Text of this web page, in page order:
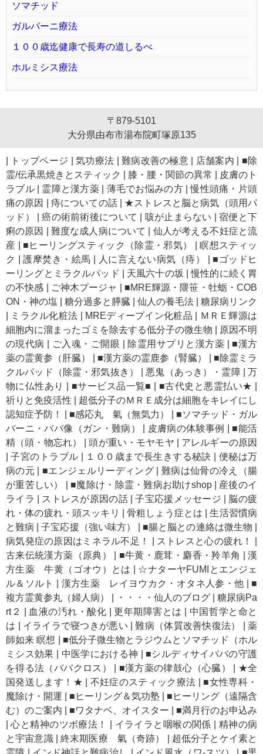
ソマチッド
ガルバーニ療法
１００歳迄健康で長寿の道しるべ
ホルミシス療法
〒879-5101
大分県由布市湯布院町塚原135
トップページ 気功療法 難病改善の極意 店舗案内
■除
霊/伝承黒焼きとスティック
膝・腰・関節の異常
皮膚のト
ラブル| 霊障と漢方薬 薄毛でお悩みの方|慢性頭痛・片頭
痛の原因
痔についての話| ★ストレスと脳と病気（頭用パ
ッド）
|癌の術前術後について 咳が止まらない |宿便と下
痢の原因
難度な成人病について
仙人が考える不妊症と流
産
■ヒーリングスティック（除霊・邪気） |瞑想スティッ
ク
|護摩焚き・絵馬 人に言えない病気（痔）
■ゴッドヒ
ーリングとミラクルパッド
天風六十の坂 |慢性的に続く胃
の不快感
ご神木プージャ
■MRE輝源・隈笹・牡蛎・COB
ON・神の塩
糖分過多と膵臓 仙人の養毛法
糖尿病リンク
ミラクル化粧法 MREディープイン化粧品
ＭＲＥ輝源は
細胞内に溜まったゴミを除去する低分子の微生物
原因不明
の現代病
ご入魂・ご開眼 除霊用サプリと漢方薬
■漢方
薬の霊黄参（肝臓）
■漢方薬の霊鹿参（腎臓）
■除霊ミラ
クルパッド（除霊・邪気抜き）
悪鬼（あっき）・霊障|万
物に仏性あり
■サービス品一覧■ ■古代史と悪霊払い★
祈りと免疫活性
超低分子のＭＲＥ成分は細胞をキレイにし
認知症予防！
■感応丸 氣（無気力）
■ソマチッド・ガル
バーニ・ババ像（ガン・難病）
皮膚病の体験事例
■能活
精（頭・物忘れ）
|頭が重い・モヤモヤ
アレルギーの原因
|子宮のトラブル １００歳まで長生きする秘訣
便秘は万
病の元
■エンジェルリーディング
難病は仙骨の冷え（腸
が重苦しい）
■魔除け・除霊・難病お助けshop| 産後のイ
ライラ
ストレスが原因の話|子宝応援メッセージ
脳の疲
れ・体の疲れ・頭スッキリ
|骨粗しょう症とは |生活習慣病
と難病 |子宝応援（強い味方） ■腸と脳との連絡は微生物
病気発症の原因はミネラル不足！
ストレスと心の疲れ！
古来伝統漢方薬（原典）
■牛黄・鹿茸・麝香・羚羊角 |漢
方生薬 牛黄（ゴオウ）とは
☆ナターヤFUMIとエンジェ
ル＆ソルト
漢方生薬 レイヨウカク・オタネ人参・他
■
複方霊黄参丸（婦人病）
・・・・仙人のブログ
糖尿病Pa
rt２
血液の汚れ・酸化 |更年期障害とは
中国哲学と命と
は
イライラで寝つきが悪い |難病（体質改善快復法） |薬
師如来 瞑想
■低分子微生物とラジウムとソマチッド（ホル
ミシス効果
中医学における神
■シルディサイババの守護
を得る法（ババクロス）
■漢方薬の律鼓心（心臓）
★全
国発送します！★
不妊症のスティック療法
■女性専科・
魔除け・開運
■ヒーリング＆気功塾
■ヒーリング（遠隔含
む）のご案内
■ワタナベ、オイスター
■満月行のお申込み
|心と精神のツボ療法！ イライラと咽喉の関係
精神の病
と宇宙意識|終末期医療 氣（奇跡）
超低分子とケイ素と